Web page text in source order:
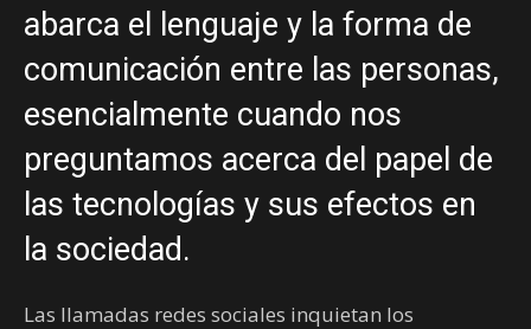
abarca el lenguaje y la forma de
comunicación entre las personas,
esencialmente cuando nos
preguntamos acerca del papel de
las tecnologías y sus efectos en
la sociedad.
Las llamadas redes sociales inquietan los